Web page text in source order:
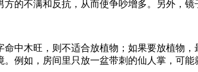
的不满和反抗，从而使争吵增多。另外，镜
中木旺，则不适合放植物；如果要放植物
例如，房间里只放一盆带刺的仙人掌，可